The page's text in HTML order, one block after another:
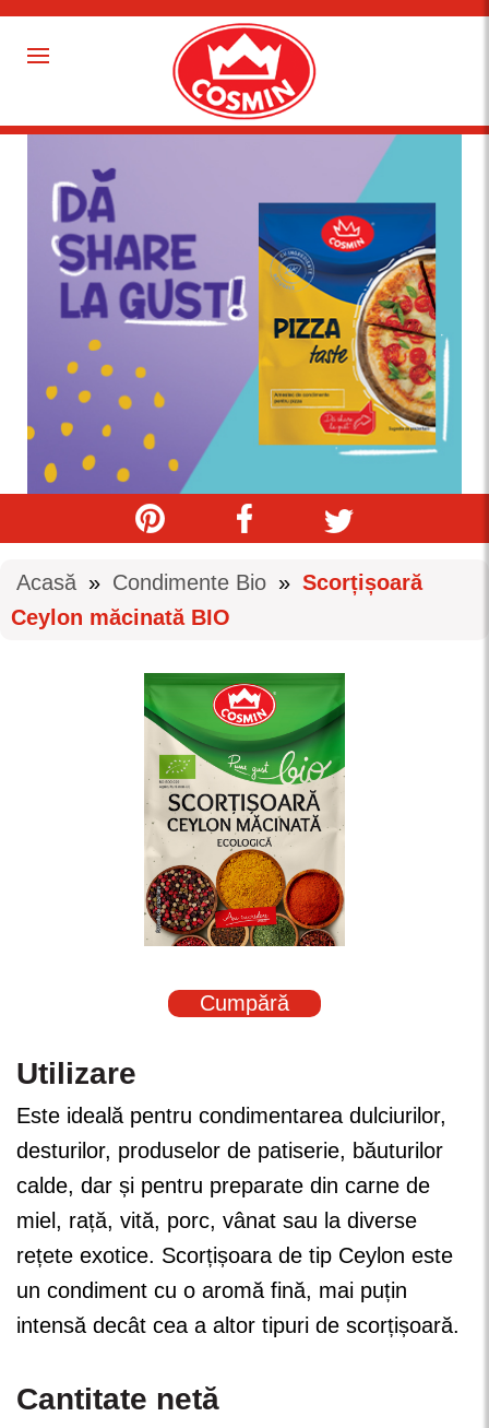
Acasă » Condimente Bio » Scorțișoară
Ceylon măcinată BIO
Cumpără
Utilizare
Este ideală pentru condimentarea dulciurilor,
desturilor, produselor de patiserie, băuturilor
calde, dar și pentru preparate din carne de
miel, rață, vită, porc, vânat sau la diverse
rețete exotice. Scorțișoara de tip Ceylon este
un condiment cu o aromă fină, mai puțin
intensă decât cea a altor tipuri de scorțișoară.
Cantitate netă